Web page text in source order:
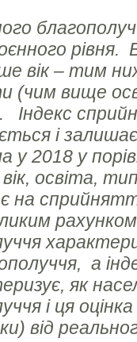
рівня.
вік – тим
(чим вище
Індекс
і
у 2018 у
освіта,
на
а
як
і ця
від